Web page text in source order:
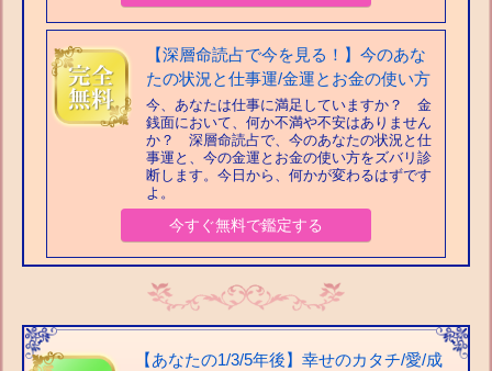
【深層命読占で今を見る！】今のあな
たの状況と仕事運/金運とお金の使い方
今、あなたは仕事に満足していますか？ 金
銭面において、何か不満や不安はありません
か？ 深層命読占で、今のあなたの状況と仕
事運と、今の金運とお金の使い方をズバリ診
断します。今日から、何かが変わるはずです
よ。
今すぐ無料で鑑定する
【あなたの1/3/5年後】幸せのカタチ/愛/成